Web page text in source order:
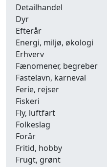
Detailhandel
Dyr
Efterår
Energi, miljø, økologi
Erhverv
Fænomener, begreber
Fastelavn, karneval
Ferie, rejser
Fiskeri
Fly, luftfart
Folkeslag
Forår
Fritid, hobby
Frugt, grønt